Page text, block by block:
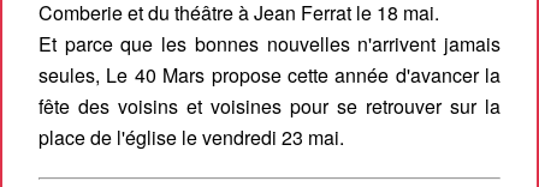
Comberie et du théâtre à Jean Ferrat le 18 mai.
Et parce que les bonnes nouvelles n'arrivent jamais
seules, Le 40 Mars propose cette année d'avancer la
fête des voisins et voisines pour se retrouver sur la
place de l'église le vendredi 23 mai.